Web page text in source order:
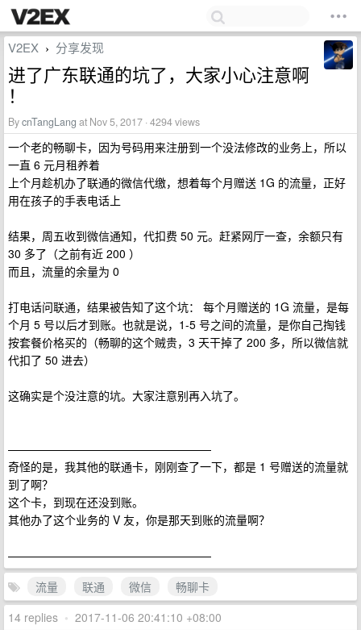
V2EX › 分享发现
进了广东联通的坑了，大家小心注意啊
！
BycnTangLang at Nov 5, 2017 · 4294 views
一个老的畅聊卡，因为号码用来注册到一个没法修改的业务上，所以
一直 6 元月租养着
上个月趁机办了联通的微信代缴，想着每个月赠送 1G 的流量，正好
用在孩子的手表电话上
结果，周五收到微信通知，代扣费 50 元。赶紧网厅一查，余额只有
30 多了（之前有近 200 ）
而且，流量的余量为 0
打电话问联通，结果被告知了这个坑： 每个月赠送的 1G 流量，是每
个月 5 号以后才到账。也就是说，1-5 号之间的流量，是你自己掏钱
按套餐价格买的（畅聊的这个贼贵，3 天干掉了 200 多，所以微信就
代扣了 50 进去）
这确实是个没注意的坑。大家注意别再入坑了。
——————————————————
奇怪的是，我其他的联通卡，刚刚查了一下，都是 1 号赠送的流量就
到了啊？
这个卡，到现在还没到账。
其他办了这个业务的 V 友，你是那天到账的流量啊？
——————————————————
流量
联通 微信
畅聊卡
14 replies • 2017-11-06 20:41:10 +08:00